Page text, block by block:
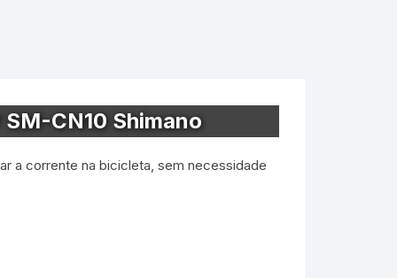
CN10 Shimano
a corrente na bicicleta, sem necessidade